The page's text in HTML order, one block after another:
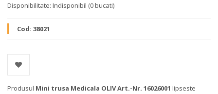
Disponibilitate: Indisponibil (0 bucati)
Cod: 38021
Produsul Mini trusa Medicala OLIV Art.-Nr. 16026001 lipseste